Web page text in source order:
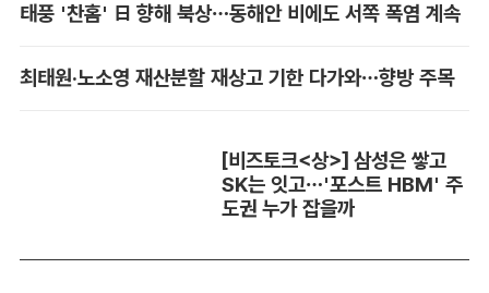
태풍 '찬홈' 日 향해 북상…동해안 비에도 서쪽 폭염 계속
최태원·노소영 재산분할 재상고 기한 다가와…향방 주목
[비즈토크<상>] 삼성은 쌓고
SK는 잇고…'포스트 HBM' 주
도권 누가 잡을까